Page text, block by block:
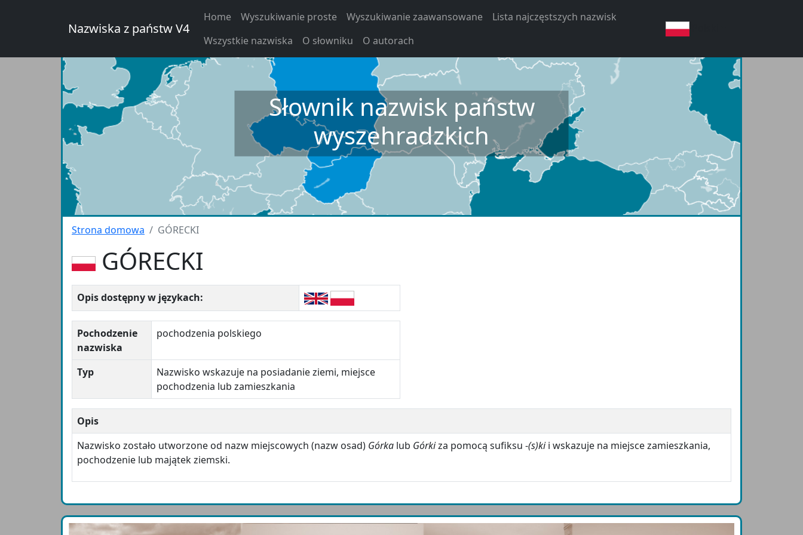
Nazwiska z państw V4
Home Wyszukiwanie proste Wyszukiwanie zaawansowane
Lista najczęstszych nazwisk
Wszystkie nazwiska
O słowniku O autorach
Słownik nazwisk państw
wyszehradzkich
Strona domowa GÓRECKI
GÓRECKI
Opis dostępny w językach:
Pochodzenie
nazwiska
pochodzenia polskiego
Typ
Nazwisko wskazuje na posiadanie ziemi, miejsce
pochodzenia lub zamieszkania
Opis
Nazwisko zostało utworzone od nazw miejscowych (nazw osad) Górka lub Górkiza pomocą sufiksu -(s)kii wskazuje na miejsce zamieszkania,
pochodzenie lub majątek ziemski.